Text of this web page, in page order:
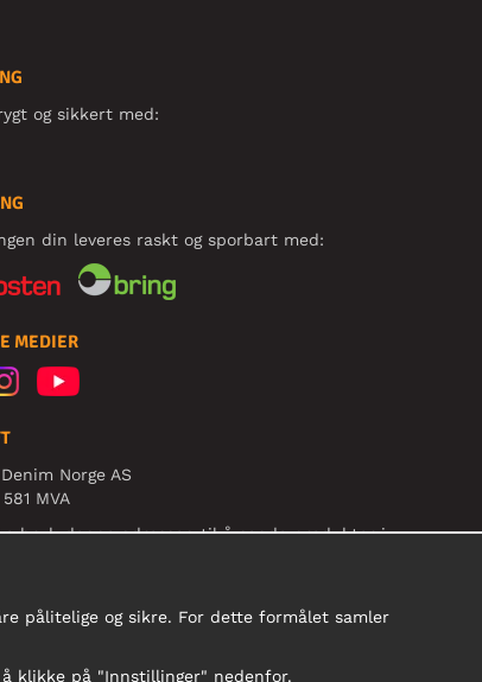
og sikkert med:
din leveres raskt og sporbart med:
MEDIER
Norge AS
581 MVA
bruk denne adressen til å sende produkter i
pålitelige og sikre. For dette formålet samler
klikke på "Innstillinger" nedenfor.